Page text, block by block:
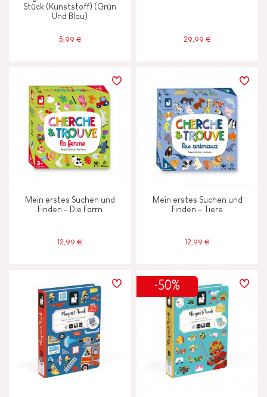
Stück (Kunststoff) (Grün
Und Blau)
5,99 € 29,99 €
Mein erstes Suchen und
Finden – Die Farm
12,99 €
Mein erstes Suchen und
Finden – Tiere
12,99 €
-50%